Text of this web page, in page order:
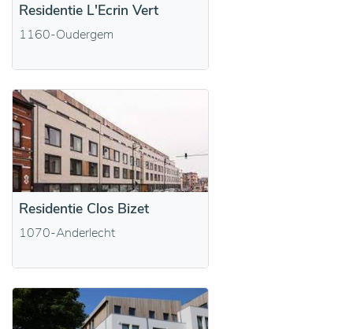
Residentie L'Ecrin Vert
1160-Oudergem
Residentie Clos Bizet
1070-Anderlecht